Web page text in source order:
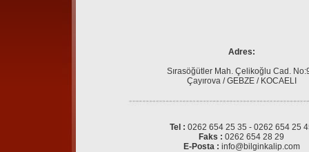
Adres:
Sırasöğütler Mah. Çelikoğlu Cad.
Çayırova / GEBZE / KOCAELI
Tel : 0262 654 25 35 - 0262 654 25
Faks : 0262 654 28 29
E-Posta : info@bilginkalip.com